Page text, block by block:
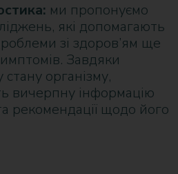
ми пропонуємо
які допомагають
зі здоров’ям ще
Завдяки
організму,
вичерпну інформацію
рекомендації щодо його